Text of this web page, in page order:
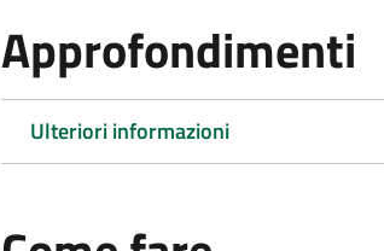
Approfondimenti
Ulteriori informazioni